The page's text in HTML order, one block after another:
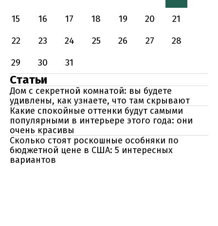
15
16 17 18 19 20
21
22
23 24 25 26 27
28
29
30 31
Статьи
Дом с секретной комнатой: вы будете
удивлены, как узнаете, что там скрывают
Какие спокойные оттенки будут самыми
популярными в интерьере этого года: они
очень красивы
Сколько стоят роскошные особняки по
бюджетной цене в США: 5 интересных
вариантов